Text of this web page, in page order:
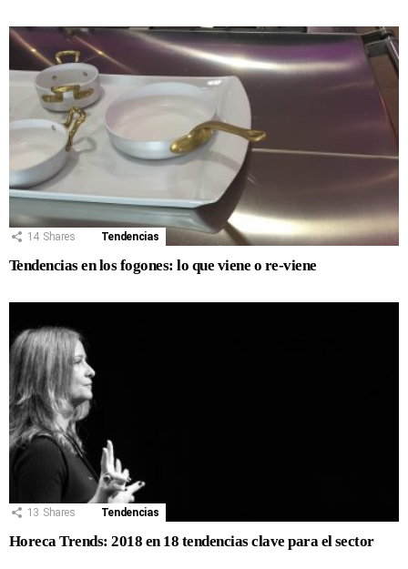
14 Shares Tendencias
Tendencias en los fogones: lo que viene o re-viene
13 Shares Tendencias
Horeca Trends: 2018 en 18 tendencias clave para el sector